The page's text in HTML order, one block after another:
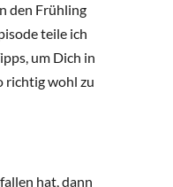
den Frühling
teile ich
um Dich in
richtig wohl zu
hat, dann